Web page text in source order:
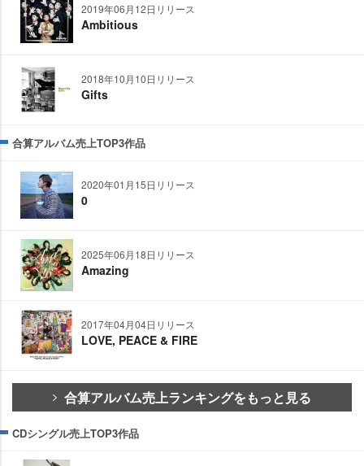
2019年06月12日リリース
Ambitious
2018年10月10日リリース
Gifts
合算アルバム売上TOP3作品
2020年01月15日リリース
0
2025年06月18日リリース
Amazing
2017年04月04日リリース
LOVE, PEACE & FIRE
合算アルバム売上ランキングをもっと見る
CDシングル売上TOP3作品